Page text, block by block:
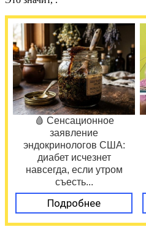
🩸 Сенсационное
заявление
эндокринологов США:
диабет исчезнет
навсегда, если утром
съесть...
Подробнее